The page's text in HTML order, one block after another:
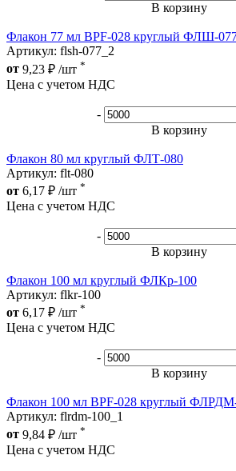
В корзину
Флакон 77 мл BPF-028 круглый ФЛШ-
Артикул: flsh-077_2
от 9,23 ₽ /шт *
Цена с учетом НДС
-
В корзину
Флакон 80 мл круглый ФЛТ-080
Артикул: flt-080
от 6,17 ₽ /шт *
Цена с учетом НДС
-
В корзину
Флакон 100 мл круглый ФЛКр-100
Артикул: flkr-100
от 6,17 ₽ /шт *
Цена с учетом НДС
-
В корзину
Флакон 100 мл BPF-028 круглый
Артикул: flrdm-100_1
от 9,84 ₽ /шт *
Цена с учетом НДС